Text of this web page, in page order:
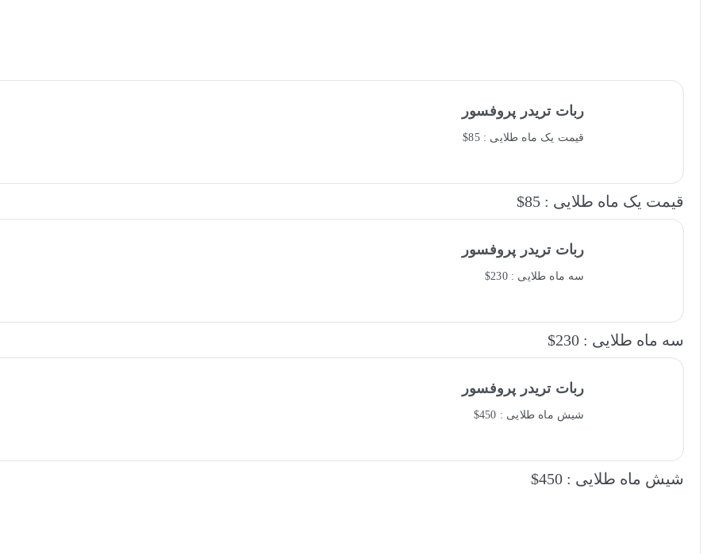
ربات تریدر پروفسور
قیمت یک ماه طلایی : 85$
قیمت یک ماه طلایی : 85$
ربات تریدر پروفسور
سه ماه طلایی : 230$
سه ماه طلایی : 230$
ربات تریدر پروفسور
شیش ماه طلایی : 450$
شیش ماه طلایی : 450$